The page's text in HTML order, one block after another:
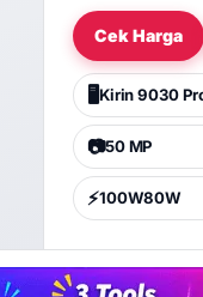
Cek Harga
🖥️Kirin 9030
📷50 MP
⚡100W80W